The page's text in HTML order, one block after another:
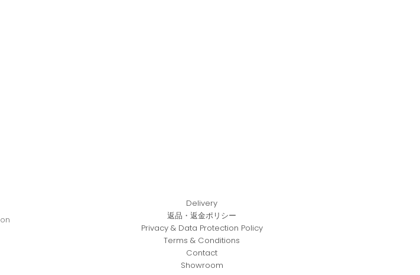
Delivery
返品・返金ポリシー
Privacy & Data Protection Policy
Terms & Conditions
Contact
Showroom